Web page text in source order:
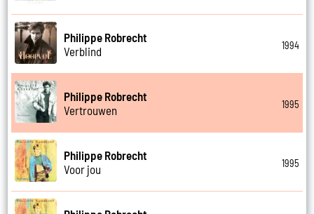
Philippe Robrecht
Verblind
1994
Philippe Robrecht
Vertrouwen
1995
Philippe Robrecht
Voor jou
1995